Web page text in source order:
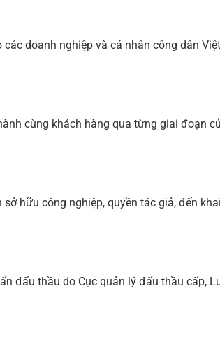
doanh nghiệp và cá nhân công dân
cùng khách hàng qua từng giai đoạn
hữu công nghiệp, quyền tác giả, đến
đấu thầu do Cục quản lý đấu thầu cấp,